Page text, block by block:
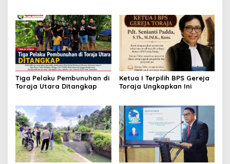
Tiga Pelaku Pembunuhan di
Toraja Utara Ditangkap
Ketua I Terpilih BPS Gereja
Toraja Ungkapkan Ini